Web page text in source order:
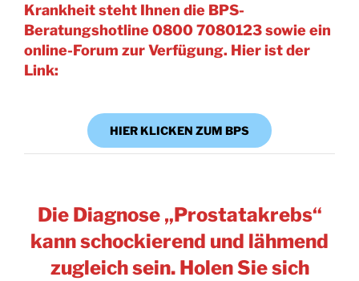
Krankheit steht Ihnen die BPS-
Beratungshotline 0800 7080123 sowie ein
online-Forum zur Verfügung. Hier ist der
Link:
HIER KLICKEN ZUM BPS
Die Diagnose „Prostatakrebs“
kann schockierend und lähmend
zugleich sein. Holen Sie sich